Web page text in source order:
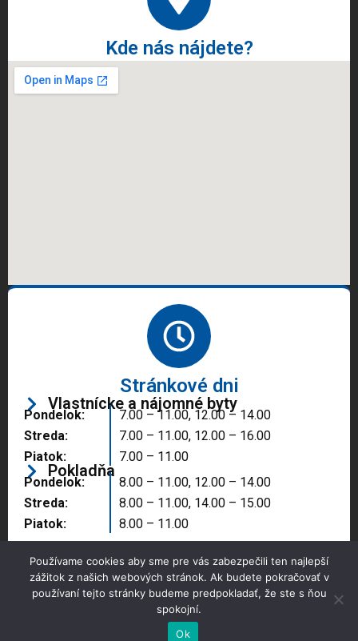
Kde nás nájdete?
Stránkové dni
Vlastnícke a nájomné byty
Pondelok:
Streda:
Piatok:
7.00 – 11.00, 12.00 – 14.00
7.00 – 11.00, 12.00 – 16.00
7.00 – 11.00
Pokladňa
Pondelok:
Streda:
Piatok:
8.00 – 11.00, 12.00 – 14.00
8.00 – 11.00, 14.00 – 15.00
8.00 – 11.00
Copyright © 2025 Správa majetku mesta, n.o.,
Partizánske
Používame cookies aby sme pre vás zabezpečili ten najlepší
zážitok z našich webových stránok. Ak budete pokračovať v
používaní tejto stránky budeme predpokladať, že ste s ňou
spokojní.
Ok